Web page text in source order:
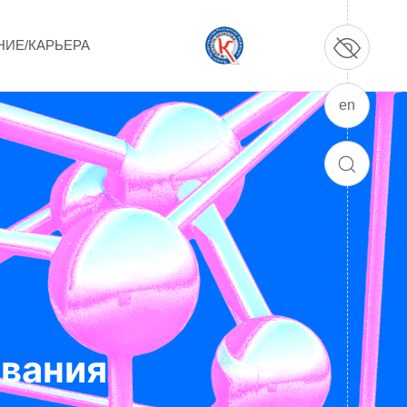
КАРЬЕРА
ПРОДУКЦИЯ И УСЛУГИ
ДПО и ПО (Дополнительное
профессиональное образование и
профессиональное обучение)
Лазерные технологии
Каталог гражданской продукции
Технологии водородной энергетики
Цифровые продукты
Электротехника
ПОИСК
en